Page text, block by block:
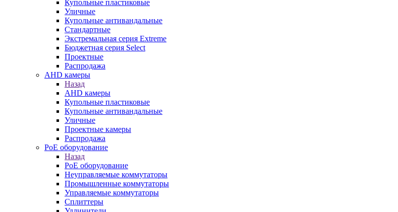
Купольные пластиковые
Уличные
Купольные антивандальные
Стандартные
Экстремальная серия Extreme
Бюджетная серия Select
Проектные
Распродажа
AHD камеры
Назад
AHD камеры
Купольные пластиковые
Купольные антивандальные
Уличные
Проектные камеры
Распродажа
PoE оборудование
Назад
PoE оборудование
Неуправляемые коммутаторы
Промышленные коммутаторы
Управляемые коммутаторы
Сплиттеры